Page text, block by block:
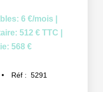
6 €/mois
512 € TTC
568 €
Réf : 5291